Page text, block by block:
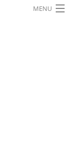
MENU